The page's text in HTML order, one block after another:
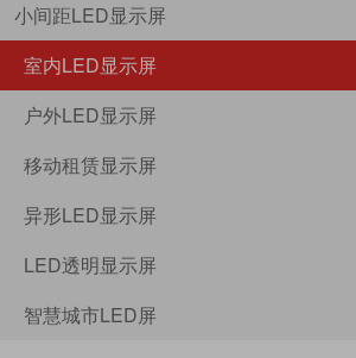
小间距LED显示屏
室内LED显示屏
户外LED显示屏
移动租赁显示屏
异形LED显示屏
LED透明显示屏
智慧城市LED屏